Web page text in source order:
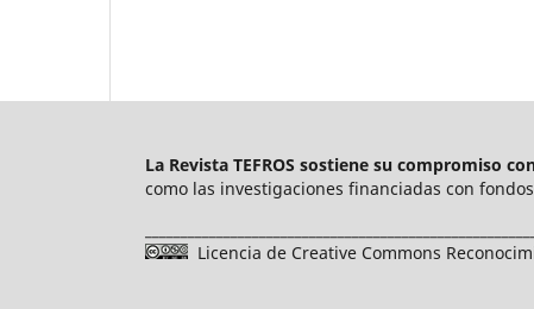
La Revista TEFROS sostiene su compromiso
como las investigaciones financiadas con
Licencia de Creative Commons